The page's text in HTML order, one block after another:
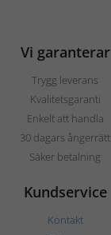
Vi garanterar
Trygg leverans
Kvalitetsgaranti
Enkelt att handla
30 dagars ångerrätt
Säker betalning
Kundservice
Kontakt